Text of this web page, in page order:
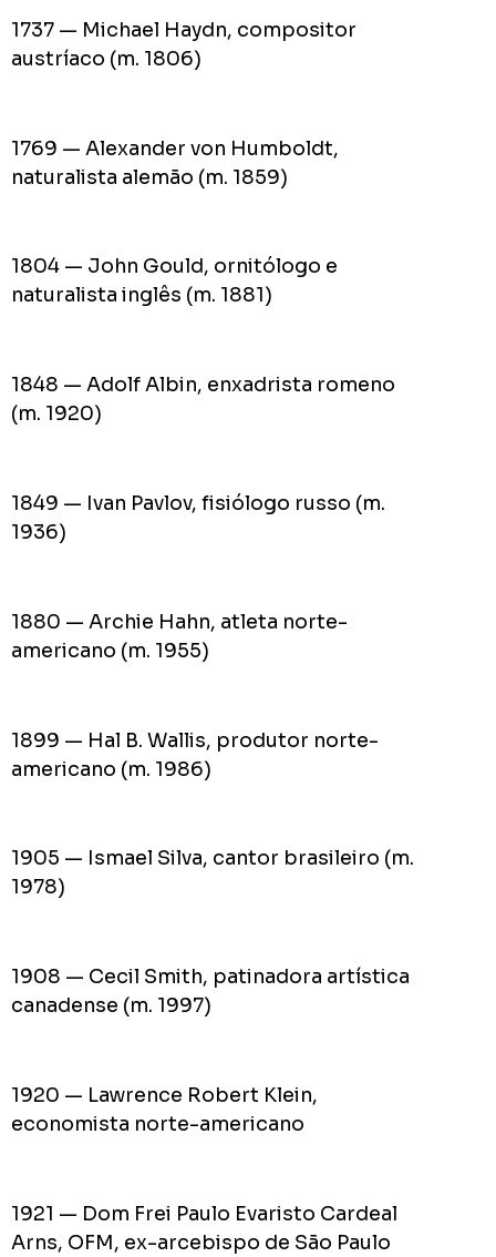
1737 — Michael Haydn, compositor
austríaco (m. 1806)
1769 — Alexander von Humboldt,
naturalista alemão (m. 1859)
1804 — John Gould, ornitólogo e
naturalista inglês (m. 1881)
1848 — Adolf Albin, enxadrista romeno
(m. 1920)
1849 — Ivan Pavlov, fisiólogo russo (m.
1936)
1880 — Archie Hahn, atleta norte-
americano (m. 1955)
1899 — Hal B. Wallis, produtor norte-
americano (m. 1986)
1905 — Ismael Silva, cantor brasileiro (m.
1978)
1908 — Cecil Smith, patinadora artística
canadense (m. 1997)
1920 — Lawrence Robert Klein,
economista norte-americano
1921 — Dom Frei Paulo Evaristo Cardeal
Arns, OFM, ex-arcebispo de São Paulo